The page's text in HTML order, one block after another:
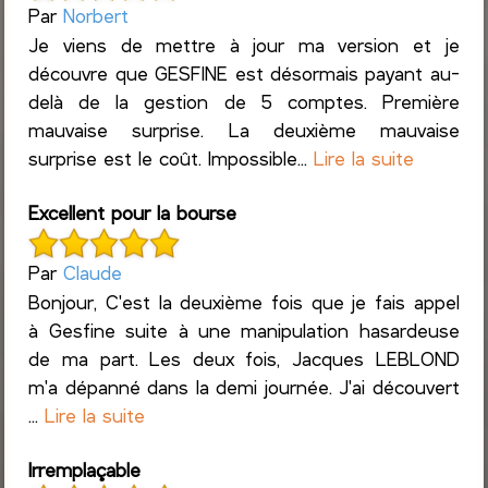
ParNorbert
Je viens de mettre à jour ma version et je
découvre que GESFINE est désormais payant au-
delà de la gestion de 5 comptes. Première
mauvaise surprise. La deuxième mauvaise
surprise est le coût. Impossible...Lire la suite
Excellent pour la bourse
ParClaude
Bonjour, C'est la deuxième fois que je fais appel
à Gesfine suite à une manipulation hasardeuse
de ma part. Les deux fois, Jacques LEBLOND
m'a dépanné dans la demi journée. J'ai découvert
...Lire la suite
Irremplaçable